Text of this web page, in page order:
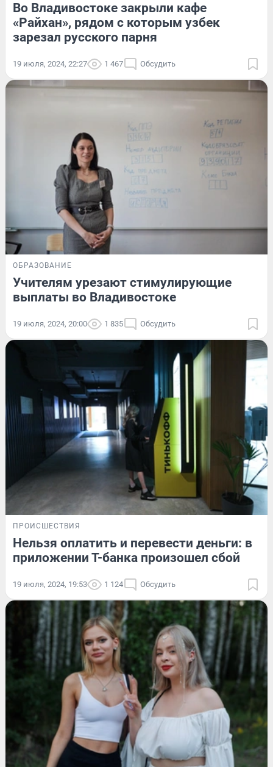
Во Владивостоке закрыли кафе
«Райхан», рядом с которым узбек
зарезал русского парня
19 июля, 2024, 22:27 1 467 Обсудить
ОБРАЗОВАНИЕ
Учителям урезают стимулирующие
выплаты во Владивостоке
19 июля, 2024, 20:00 1 835 Обсудить
ПРОИСШЕСТВИЯ
Нельзя оплатить и перевести деньги: в
приложении Т-банка произошел сбой
19 июля, 2024, 19:53 1 124 Обсудить